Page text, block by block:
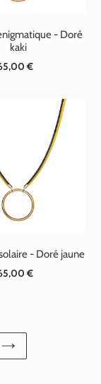
- Doré
kaki
Prix
€
- Doré jaune
Prix
€
PAGE